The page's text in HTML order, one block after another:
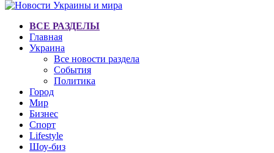
ВСЕ РАЗДЕЛЫ
Главная
Украина
Все новости раздела
События
Политика
Город
Мир
Бизнес
Спорт
Lifestyle
Шоу-биз